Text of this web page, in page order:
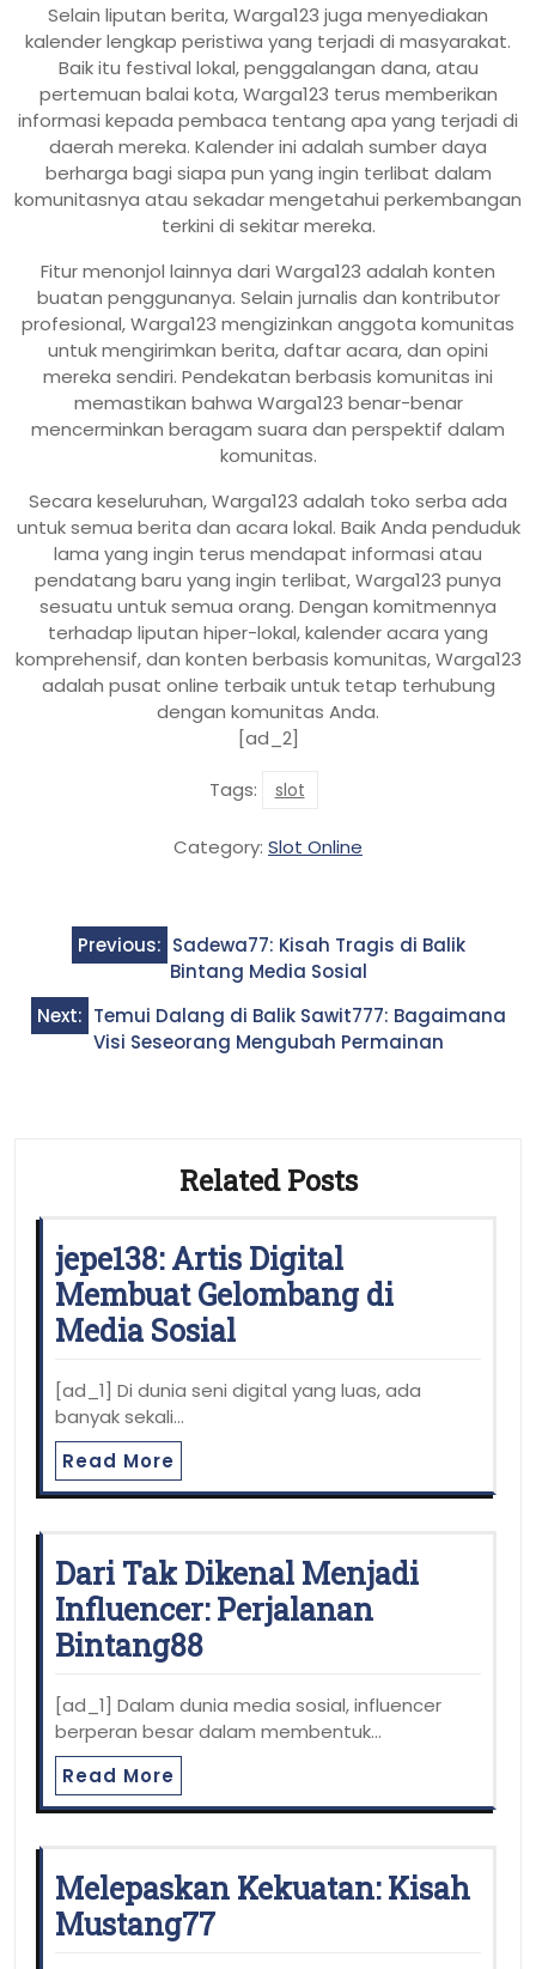
Selain liputan berita, Warga123 juga menyediakan
kalender lengkap peristiwa yang terjadi di masyarakat.
Baik itu festival lokal, penggalangan dana, atau
pertemuan balai kota, Warga123 terus memberikan
informasi kepada pembaca tentang apa yang terjadi di
daerah mereka. Kalender ini adalah sumber daya
berharga bagi siapa pun yang ingin terlibat dalam
komunitasnya atau sekadar mengetahui perkembangan
terkini di sekitar mereka.
Fitur menonjol lainnya dari Warga123 adalah konten
buatan penggunanya. Selain jurnalis dan kontributor
profesional, Warga123 mengizinkan anggota komunitas
untuk mengirimkan berita, daftar acara, dan opini
mereka sendiri. Pendekatan berbasis komunitas ini
memastikan bahwa Warga123 benar-benar
mencerminkan beragam suara dan perspektif dalam
komunitas.
Secara keseluruhan, Warga123 adalah toko serba ada
untuk semua berita dan acara lokal. Baik Anda penduduk
lama yang ingin terus mendapat informasi atau
pendatang baru yang ingin terlibat, Warga123 punya
sesuatu untuk semua orang. Dengan komitmennya
terhadap liputan hiper-lokal, kalender acara yang
komprehensif, dan konten berbasis komunitas, Warga123
adalah pusat online terbaik untuk tetap terhubung
dengan komunitas Anda.
[ad_2]
Tags: slot
Category: Slot Online
Post
navigation
Previous: Sadewa77: Kisah Tragis di Balik
Bintang Media Sosial
Next: Temui Dalang di Balik Sawit777: Bagaimana
Visi Seseorang Mengubah Permainan
Related Posts
jepe138: Artis Digital
Membuat Gelombang di
Media Sosial
[ad_1] Di dunia seni digital yang luas, ada
banyak sekali…
Read More
Dari Tak Dikenal Menjadi
Influencer: Perjalanan
Bintang88
[ad_1] Dalam dunia media sosial, influencer
berperan besar dalam membentuk…
Read More
Melepaskan Kekuatan: Kisah
Mustang77